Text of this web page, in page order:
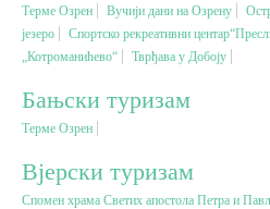
Вјерски туризам
Авантура
Еко туризам
Терме Озрен Вучији дани на Озрену
језеро
Спортско рекреативни
„Котроманићево“
Тврђава у Добоју
Бањски туризам
Терме Озрен
Вјерски туризам
Спомен храма Светих апостола Петра и